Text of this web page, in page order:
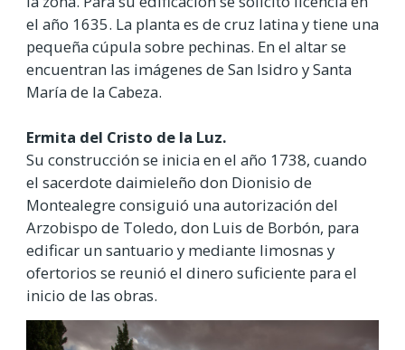
el año 1635. La planta es de cruz latina y tiene una
pequeña cúpula sobre pechinas. En el altar se
encuentran las imágenes de San Isidro y Santa
María de la Cabeza.
Ermita del Cristo de la Luz.
Su construcción se inicia en el año 1738, cuando
el sacerdote daimieleño don Dionisio de
Montealegre consiguió una autorización del
Arzobispo de Toledo, don Luis de Borbón, para
edificar un santuario y mediante limosnas y
ofertorios se reunió el dinero suficiente para el
inicio de las obras.